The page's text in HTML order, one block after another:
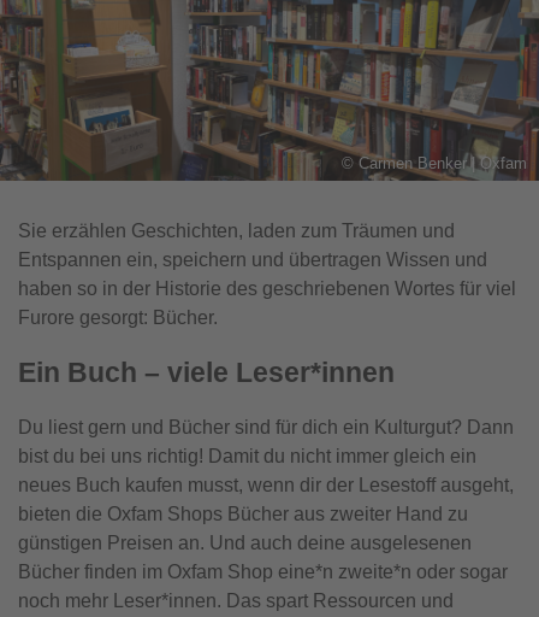
© Carmen Benker | Oxfam
Sie erzählen Geschichten, laden zum Träumen und
Entspannen ein, speichern und übertragen Wissen und
haben so in der Historie des geschriebenen Wortes für viel
Furore gesorgt: Bücher.
Ein Buch – viele Leser*innen
Du liest gern und Bücher sind für dich ein Kulturgut? Dann
bist du bei uns richtig! Damit du nicht immer gleich ein
neues Buch kaufen musst, wenn dir der Lesestoff ausgeht,
bieten die Oxfam Shops Bücher aus zweiter Hand zu
günstigen Preisen an. Und auch deine ausgelesenen
Bücher finden im Oxfam Shop eine*n zweite*n oder sogar
noch mehr Leser*innen. Das spart Ressourcen und